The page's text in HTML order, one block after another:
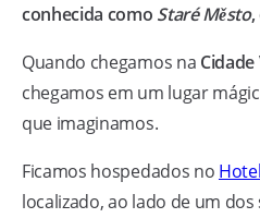
conhecida como Staré Město,
Quando chegamos na Cidade
chegamos em um lugar
que imaginamos.
Ficamos hospedados no
localizado, ao lado de um